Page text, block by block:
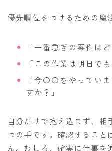
優先順位をつけるための魔
「一番急ぎの案件は
「この作業は明日で
「今〇〇をやってい
すか？」
自分だけで抱え込まず、
つの手です。確認すること
ん。むしろ、確実に仕事を